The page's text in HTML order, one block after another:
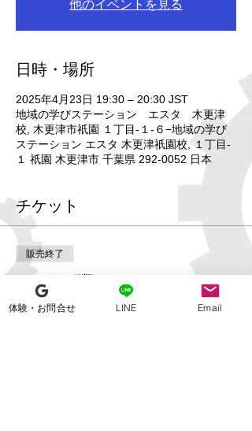
他のイベントを見る
日時・場所
2025年4月23日 19:30 – 20:30 JST
地域の学びステーション エスタ 木更津
校, 木更津市祇園 １丁目-１-６−地域の学び
ステーション エスタ 木更津祇園校, １丁目-
１ 祇園 木更津市 千葉県 292-0052 日本
チケット
販売終了
チケットの種類
【エスタ木更津校】プログラミ
体験・お問合せ LINE Email